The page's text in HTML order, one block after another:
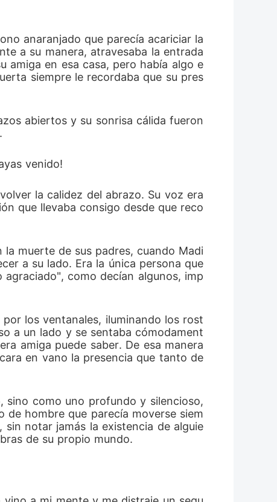
anaranjado que parecía acariciar la
a su manera, atravesaba la entrada
amiga en esa casa, pero había algo e
siempre le recordaba que su pres
abiertos y su sonrisa cálida fueron
venido!
la calidez del abrazo. Su voz era
que llevaba consigo desde que reco
muerte de sus padres, cuando Madi
a su lado. Era la única persona que
como decían algunos, imp
los ventanales, iluminando los rost
a un lado y se sentaba cómodament
amiga puede saber. De esa manera
en vano la presencia que tanto de
sino como uno profundo y silencioso,
hombre que parecía moverse siem
notar jamás la existencia de alguie
de su propio mundo.